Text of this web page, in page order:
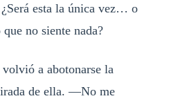
esta la única vez… o
no siente nada?
a abotonarse la
de ella. —No me